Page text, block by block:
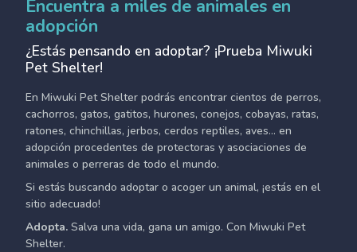
Encuentra a miles de animales en
adopción
¿Estás pensando en adoptar? ¡Prueba Miwuki
Pet Shelter!
En Miwuki Pet Shelter podrás encontrar cientos de perros,
cachorros, gatos, gatitos, hurones, conejos, cobayas, ratas,
ratones, chinchillas, jerbos, cerdos reptiles, aves... en
adopción procedentes de protectoras y asociaciones de
animales o perreras de todo el mundo.
Si estás buscando adoptar o acoger un animal, ¡estás en el
sitio adecuado!
Adopta. Salva una vida, gana un amigo. Con Miwuki Pet
Shelter.